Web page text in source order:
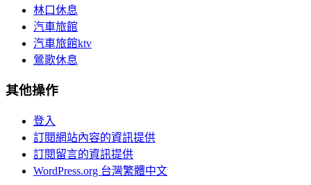
林口休息
汽車旅館
汽車旅館ktv
鶯歌休息
其他操作
登入
訂閱網站內容的資訊提供
訂閱留言的資訊提供
WordPress.org 台灣繁體中文